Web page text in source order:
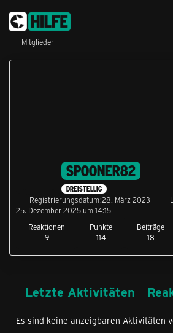
Mitglieder
SPOONER82
DREISTELLIG
Reaktionen
9
Punkte
114
Beiträge
18
Registrierungsdatum 28. März 2023
25. Dezember 2025 um 14:15
Letzte Aktivitäten
Es sind keine anzeigbaren Aktivitäten